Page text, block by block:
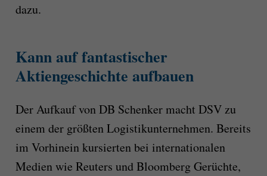
dazu.
Kann auf fantastischer
Aktiengeschichte aufbauen
Der Aufkauf von DB Schenker macht DSV zu
einem der größten Logistikunternehmen. Bereits
im Vorhinein kursierten bei internationalen
Medien wie Reuters und Bloomberg Gerüchte,